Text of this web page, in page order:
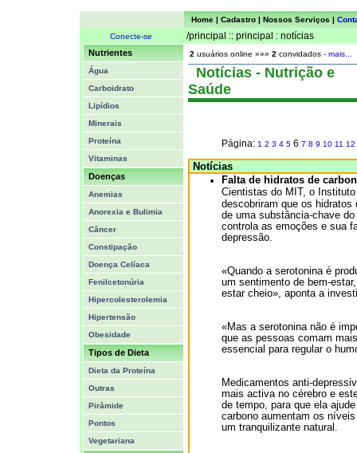
Home | Cadastro | Nossos Serviços |
Conecte-se
/principal :: principal : notícias
Nutrientes
Água
Carboidrato
Lipídios
Minerais
Proteína
Vitaminas
Doenças
Anemias
Anorexia e Bulimia
Câncer
Constipação
Doença Celíaca
Fenilcetonúria
Hipercolesterolemia
Hipertensão
Obesidade
Tipos de Dieta
Dieta da Proteína
Outras
Pirâmide
Pontos
Vegetariana
2 usuários online »»» 2 convidados - mais...
Notícias - Nutrição e
Saúde
Página: 1 2 3 4 5 6 7 8 9 10 11 12
Notícias
Falta de hidratos de
Cientistas do MIT, o
descobriram que os hidratos
de uma substância-chave
controla as emoções e sua
depressão.
«Quando a serotonina é
um sentimento de bem-
estar cheio», aponta a
«Mas a serotonina não é
que as pessoas comam
essencial para regular o
Medicamentos anti-
mais activa no cérebro e
de tempo, para que ela
carbono aumentam os
um tranquilizante natural.